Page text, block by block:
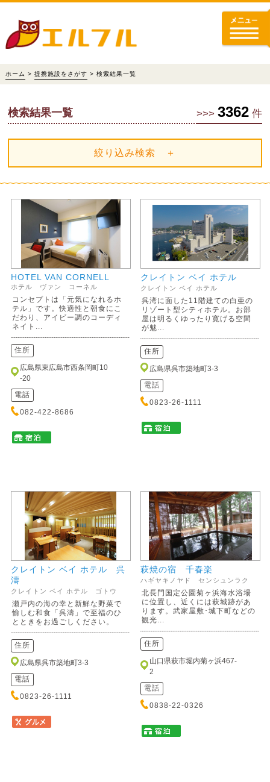
ホーム > 提携施設をさがす > 検索結果一覧
>>> 3362 件
検索結果一覧
絞り込み検索 ＋
HOTEL VAN CORNELL
ホテル ヴァン コーネル
コンセプトは「元気になれるホ
テル」です。快適性と朝食にこ
だわり、アイビー調のコーディ
ネイト...
住所
広島県東広島市西条岡町10
-20
電話
082-422-8686
クレイトン ベイ ホテル
クレイトン ベイ ホテル
呉湾に面した11階建ての白亜の
リゾート型シティホテル。お部
屋は明るくゆったり寛げる空間
が魅...
住所
広島県呉市築地町3-3
電話
0823-26-1111
クレイトン ベイ ホテル 呉
濤
クレイトン ベイ ホテル ゴトウ
瀬戸内の海の幸と新鮮な野菜で
愉しむ和食「呉濤」で至福のひ
とときをお過ごしください。
住所
広島県呉市築地町3-3
電話
0823-26-1111
萩焼の宿 千春楽
ハギヤキノヤド センシュンラク
北長門国定公園菊ヶ浜海水浴場
に位置し、近くには萩城跡があ
ります。武家屋敷･城下町などの
観光...
住所
山口県萩市堀内菊ヶ浜467-
2
電話
0838-22-0326